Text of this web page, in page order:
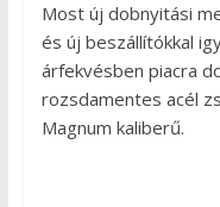
Most új dobnyitási
és új beszállítókkal
árfekvésben piacra
rozsdamentes acél
Magnum kaliberű.